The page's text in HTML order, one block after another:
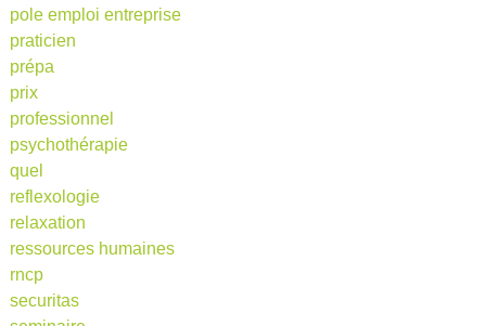
pole emploi entreprise
praticien
prépa
prix
professionnel
psychothérapie
quel
reflexologie
relaxation
ressources humaines
rncp
securitas